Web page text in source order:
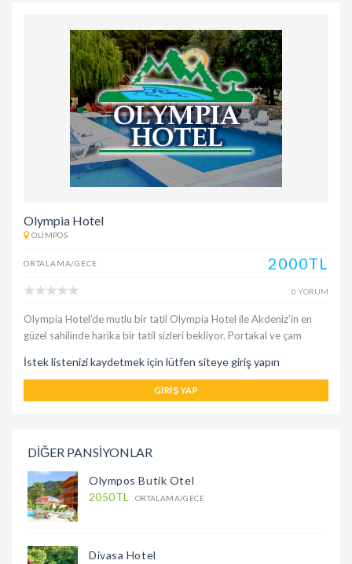
Olympia Hotel
OLIMPOS
ORTALAMA/GECE 2000TL
0 YORUM
Olympia Hotel’de mutlu bir tatil Olympia Hotel ile Akdeniz’in en
güzel sahilinde harika bir tatil sizleri bekliyor. Portakal ve çam
İstek listenizi kaydetmek için lütfen siteye giriş yapın
GIRIŞ YAP
DİĞER PANSİYONLAR
Olympos Butik Otel
2050TL
ORTALAMA/GECE
Divasa Hotel